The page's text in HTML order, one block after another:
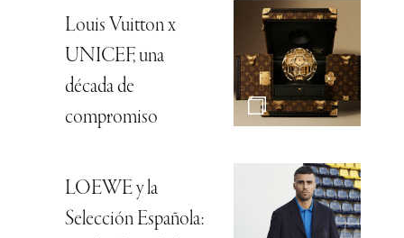
Louis Vuitton x
UNICEF, una
década de
compromiso
LOEWE y la
Selección Española: